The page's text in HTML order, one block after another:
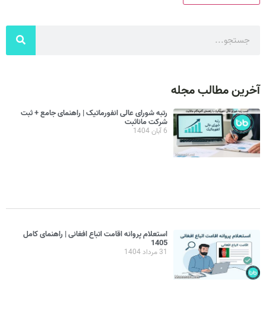
آخرین مطالب مجله
رتبه شورای عالی انفورماتیک | راهنمای جامع + ثبت
شرکت مانا‌ثبت
6 آبان 1404
استعلام پروانه اقامت اتباع افغانی | راهنمای کامل
1405
31 مرداد 1404